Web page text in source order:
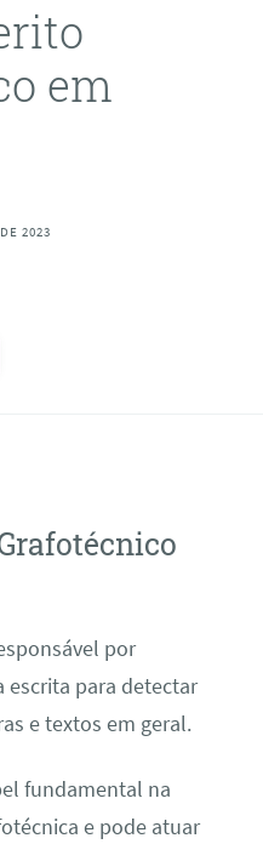
em
2023
por
escrita para detectar
e textos em geral.
fundamental na
e pode atuar